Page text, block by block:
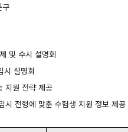
구
및 수시 설명회
시 설명회
원 전략 제공
형에 맞춘 수험생 지원 정보 제공